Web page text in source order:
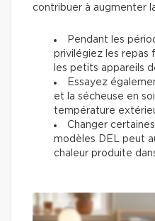
contribuer à augmenter
Pendant les
privilégiez les repas
les petits appareils
Essayez
et la sécheuse en
température
Changer
modèles DEL peut
chaleur produite